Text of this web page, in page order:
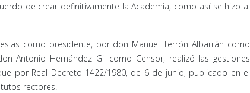
de crear definitivamente la Academia, como así se hizo al
como presidente, por don Manuel Terrón Albarrán como
Antonio Hernández Gil como Censor, realizó las gestiones
por Real Decreto 1422/1980, de 6 de junio, publicado en el
rectores.